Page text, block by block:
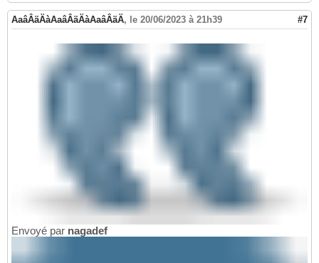
AaâÂäÄàAaâÂäÄàAaâÂäÄ, le 20/06/2023 à 21h39 #7
Envoyé par nagadef